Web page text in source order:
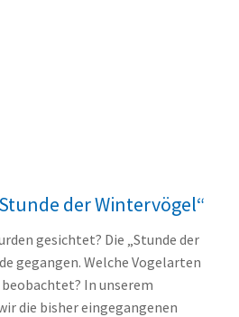
der Wintervögel“
gesichtet? Die „Stunde der
gegangen. Welche Vogelarten
In unserem
die bisher eingegangenen